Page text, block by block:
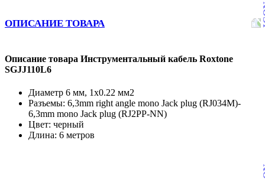
ОПИСАНИЕ ТОВАРА
Описание товара Инструментальный кабель Roxtone
SGJJ110L6
Диаметр 6 мм, 1x0.22 мм2
Разъемы: 6,3mm right angle mono Jack plug (RJ034M)-
6,3mm mono Jack plug (RJ2PP-NN)
Цвет: черный
Длина: 6 метров